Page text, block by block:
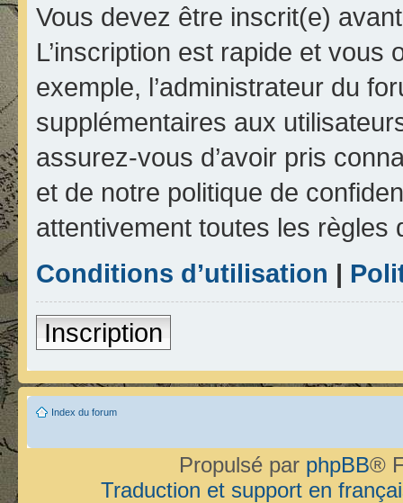
Vous devez être inscrit(e)
L’inscription est rapide et
exemple, l’administrateur du
supplémentaires aux
assurez-vous d’avoir pris
et de notre politique de
attentivement toutes les règles
Conditions d’utilisation |
Inscription
Index du forum
Propulsé par phpBB®
Traduction et support en